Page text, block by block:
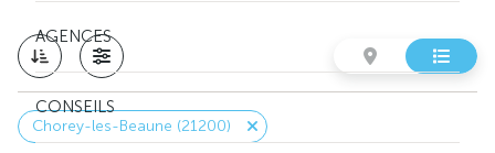
AGENCES
CONSEILS
Chorey-les-Beaune (21200)